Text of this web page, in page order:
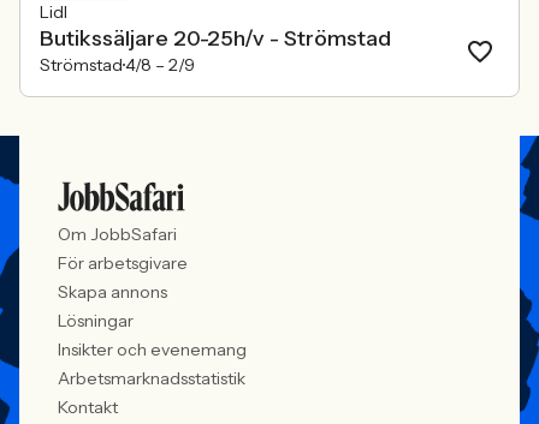
Lidl
Butikssäljare 20-25h/v - Strömstad
Strömstad4/8 – 2/9
Om JobbSafari
För arbetsgivare
Skapa annons
Lösningar
Insikter och evenemang
Arbetsmarknadsstatistik
Kontakt